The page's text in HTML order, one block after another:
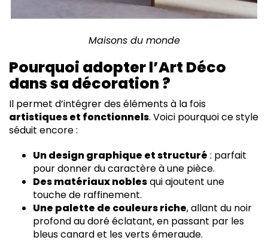
Maisons du monde
Pourquoi adopter l’Art Déco
dans sa décoration ?
Il permet d’intégrer des éléments à la fois
artistiques et fonctionnels. Voici pourquoi ce style
séduit encore :
Un design graphique et structuré : parfait
pour donner du caractère à une pièce.
Des matériaux noblesqui ajoutent une
touche de raffinement.
Une palette de couleurs riche, allant du noir
profond au doré éclatant, en passant par les
bleus canard et les verts émeraude.